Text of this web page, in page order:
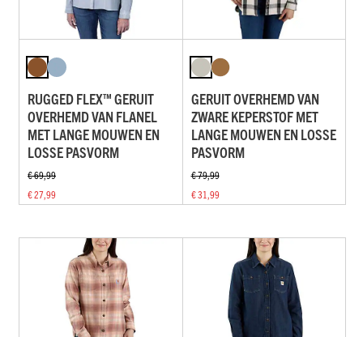
RUGGED FLEX™ GERUIT
OVERHEMD VAN FLANEL
MET LANGE MOUWEN EN
LOSSE PASVORM
€ 69,99
€ 27,99
GERUIT OVERHEMD VAN
ZWARE KEPERSTOF MET
LANGE MOUWEN EN LOSSE
PASVORM
€ 79,99
€ 31,99